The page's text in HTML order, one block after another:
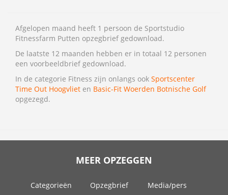
Afgelopen maand heeft 1 persoon de Sportstudio
Fitnessfarm Putten opzegbrief gedownload.
De laatste 12 maanden hebben er in totaal 12 personen
een voorbeeldbrief gedownload.
In de categorie Fitness zijn onlangs ook Sportscenter
Time Out Hoogvliet en Basic-Fit Woerden Botnische Golf
opgezegd.
MEER OPZEGGEN
Categorieën Opzegbrief Media/pers